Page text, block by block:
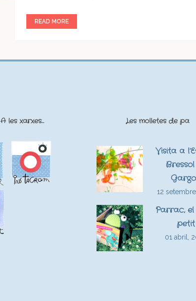
READ MORE
A les xarxes… Les molletes de pa
Visita a
Bressol
12
Parrac,
petit
01 abril,